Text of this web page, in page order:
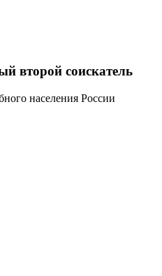
второй соискатель
населения России